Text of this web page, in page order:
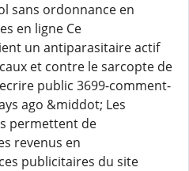
sans ordonnance en
en ligne Ce
un antiparasitaire actif
et contre le sarcopte de
public 3699-comment-
ago &middot; Les
permettent de
revenus en
publicitaires du site